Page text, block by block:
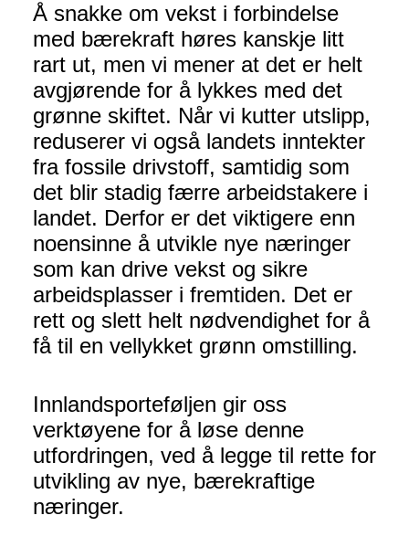
Å snakke om vekst i forbindelse
med bærekraft høres kanskje litt
rart ut, men vi mener at det er helt
avgjørende for å lykkes med det
grønne skiftet. Når vi kutter utslipp,
reduserer vi også landets inntekter
fra fossile drivstoff, samtidig som
det blir stadig færre arbeidstakere i
landet. Derfor er det viktigere enn
noensinne å utvikle nye næringer
som kan drive vekst og sikre
arbeidsplasser i fremtiden. Det er
rett og slett helt nødvendighet for å
få til en vellykket grønn omstilling.
Innlandsporteføljen gir oss
verktøyene for å løse denne
utfordringen, ved å legge til rette for
utvikling av nye, bærekraftige
næringer.